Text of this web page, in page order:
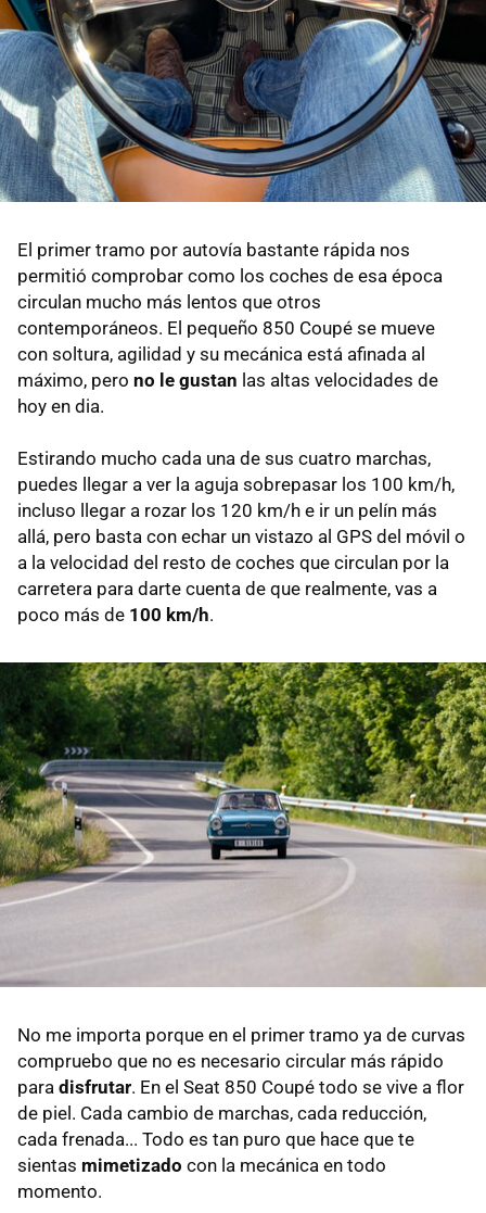
El primer tramo por autovía bastante rápida nos
permitió comprobar como los coches de esa época
circulan mucho más lentos que otros
contemporáneos. El pequeño 850 Coupé se mueve
con soltura, agilidad y su mecánica está afinada al
máximo, pero no le gustan las altas velocidades de
hoy en dia.
Estirando mucho cada una de sus cuatro marchas,
puedes llegar a ver la aguja sobrepasar los 100 km/h,
incluso llegar a rozar los 120 km/h e ir un pelín más
allá, pero basta con echar un vistazo al GPS del móvil o
a la velocidad del resto de coches que circulan por la
carretera para darte cuenta de que realmente, vas a
poco más de 100 km/h.
No me importa porque en el primer tramo ya de curvas
compruebo que no es necesario circular más rápido
para disfrutar. En el Seat 850 Coupé todo se vive a flor
de piel. Cada cambio de marchas, cada reducción,
cada frenada... Todo es tan puro que hace que te
sientas mimetizado con la mecánica en todo
momento.